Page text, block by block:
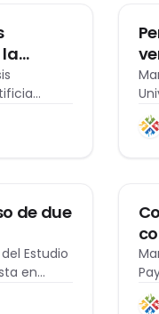
de due
de
Estudio
en